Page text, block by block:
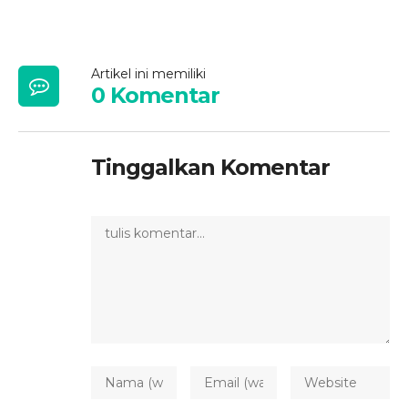
Artikel ini memiliki
0 Komentar
Tinggalkan Komentar